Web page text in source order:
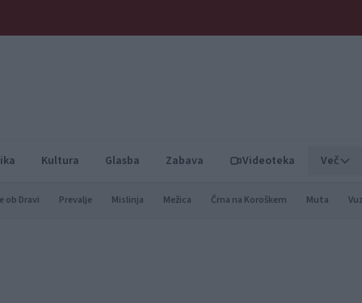
Kultura Glasba Zabava Videoteka Več
ob Dravi Prevalje Mislinja Mežica Črna na Koroškem Muta